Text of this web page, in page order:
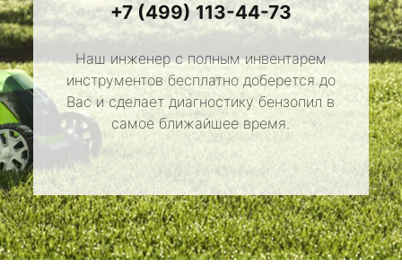
+7 (499) 113-44-73
Наш инженер с полным инвентарем
инструментов бесплатно доберется до
Вас и сделает диагностику бензопил в
самое ближайшее время.